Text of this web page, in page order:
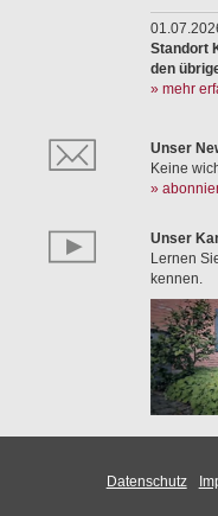
Standort
den
» mehr
Unser
Keine
»
Unser
Lernen
kennen.
Datenschutz